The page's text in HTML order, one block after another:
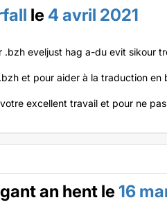
le 4 avril 2021
eveljust hag a-du evit sikour
et pour aider à la traduction en
excellent travail et pour ne
an hent le16